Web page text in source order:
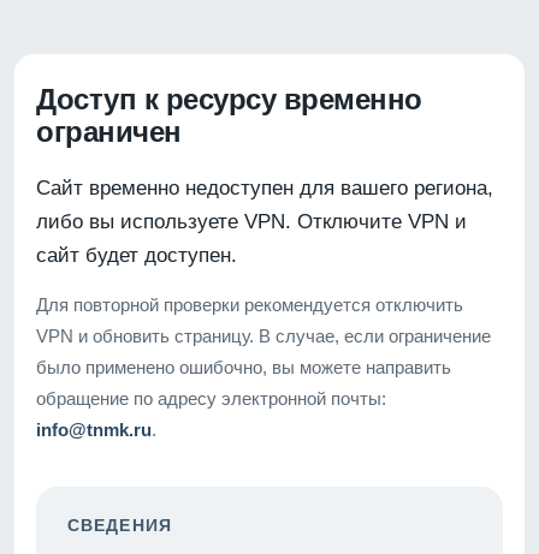
Доступ к ресурсу временно
ограничен
Сайт временно недоступен для вашего региона,
либо вы используете VPN. Отключите VPN и
сайт будет доступен.
Для повторной проверки рекомендуется отключить
VPN и обновить страницу. В случае, если ограничение
было применено ошибочно, вы можете направить
обращение по адресу электронной почты:
info@tnmk.ru.
СВЕДЕНИЯ